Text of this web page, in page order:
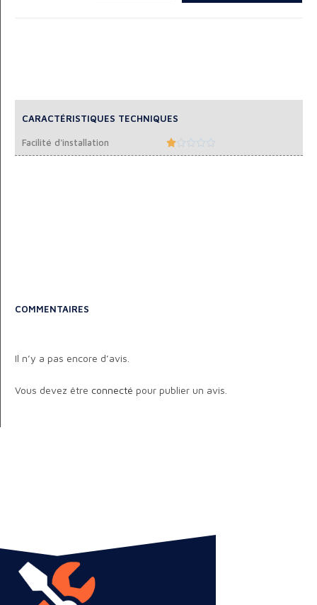
CARACTÉRISTIQUES TECHNIQUES
Facilité d'installation 
COMMENTAIRES
Il n’y a pas encore d’avis.
Vous devez être connecté pour publier un avis.